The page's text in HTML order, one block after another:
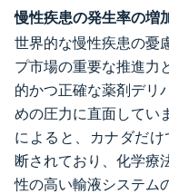
慢性疾患の発生率の増
世界的な慢性疾患の憂
プ市場の重要な推進力
的かつ正確な薬剤デリ
めの圧力に直面してい
によると、カナダだけ
断されており、化学療
性の高い輸液システム